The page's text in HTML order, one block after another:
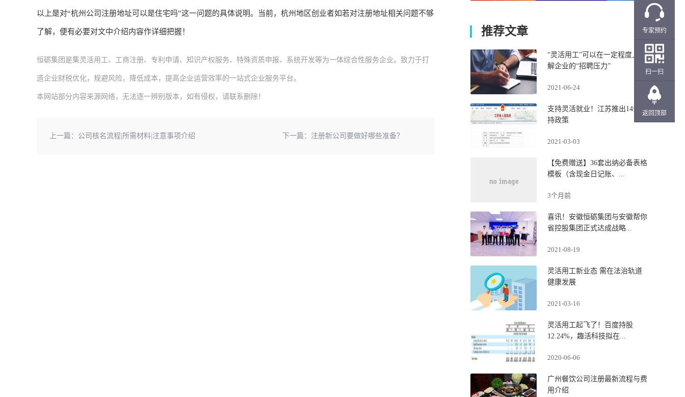
以上是对“杭州公司注册地址可以是住宅吗”这一问题的具体说明。当前，杭州地区创业者如若对注册地址相关问题不够
了解，便有必要对文中介绍内容作详细把握！
恒砺集团是集灵活用工、工商注册、专利申请、知识产权服务、特殊资质申报、系统开发等为一体综合性服务企业。致力于打
造企业财税优化，规避风险，降低成本，提高企业运营效率的一站式企业服务平台。
本网站部分内容来源网络，无法逐一辨别版本，如有侵权，请联系删除！
上一篇： 公司核名流程|所需材料|注意事项介绍 下一篇： 注册新公司要做好哪些准备？
推荐文章
“灵活用工”可以在一定程度上缓
解企业的“招聘压力”
2021-06-24
支持灵活就业！江苏推出14条扶
持政策
2021-03-03
【免费赠送】36套出纳必备表格
模板（含现金日记账、...
3个月前
喜讯！安徽恒砺集团与安徽帮你
省控股集团正式达成战略...
2021-08-19
灵活用工新业态 需在法治轨道
健康发展
2021-03-16
灵活用工起飞了！百度持股
12.24%，趣活科技拟在...
2020-06-06
广州餐饮公司注册最新流程与费
用介绍
专家预约
扫一扫
返回顶部